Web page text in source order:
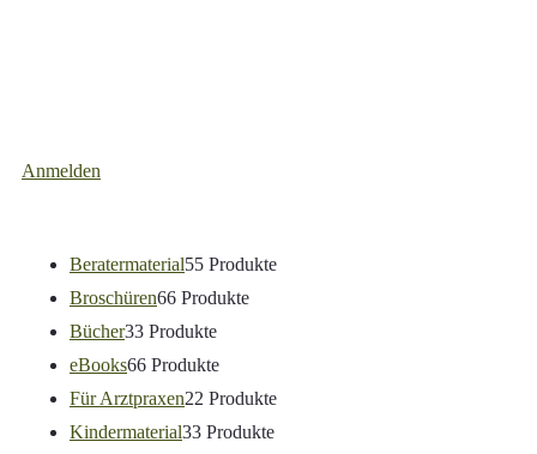
Anmelden
Beratermaterial55 Produkte
Broschüren66 Produkte
Bücher33 Produkte
eBooks66 Produkte
Für Arztpraxen22 Produkte
Kindermaterial33 Produkte